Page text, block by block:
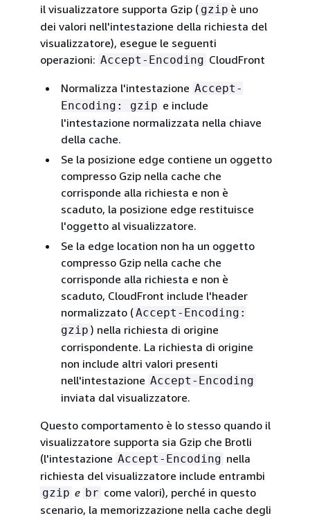
il visualizzatore supporta Gzip ( gzip è uno
dei valori nell'intestazione della richiesta del
visualizzatore), esegue le seguenti
operazioni: Accept-Encoding CloudFront
Normalizza l'intestazione Accept-
Encoding: gzip e include
l'intestazione normalizzata nella chiave
della cache.
Se la posizione edge contiene un oggetto
compresso Gzip nella cache che
corrisponde alla richiesta e non è
scaduto, la posizione edge restituisce
l'oggetto al visualizzatore.
Se la edge location non ha un oggetto
compresso Gzip nella cache che
corrisponde alla richiesta e non è
scaduto, CloudFront include l'header
normalizzato (Accept-Encoding:
gzip ) nella richiesta di origine
corrispondente. La richiesta di origine
non include altri valori presenti
nell'intestazione Accept-Encoding
inviata dal visualizzatore.
Questo comportamento è lo stesso quando il
visualizzatore supporta sia Gzip che Brotli
(l'intestazione Accept-Encoding nella
richiesta del visualizzatore include entrambi
gzip e br come valori), perché in questo
scenario, la memorizzazione nella cache degli